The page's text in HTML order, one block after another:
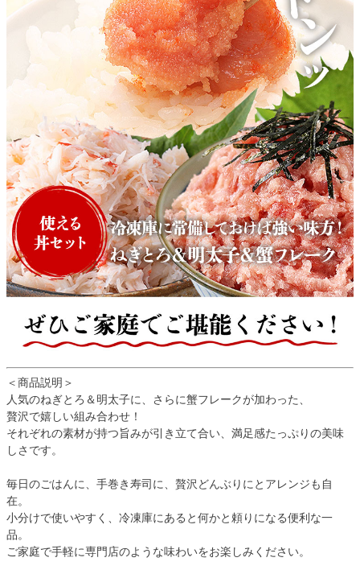
＜商品説明＞
人気のねぎとろ＆明太子に、さらに蟹フレークが加わった、
贅沢で嬉しい組み合わせ！
それぞれの素材が持つ旨みが引き立て合い、満足感たっぷりの美味
しさです。
毎日のごはんに、手巻き寿司に、贅沢どんぶりにとアレンジも自
在。
小分けで使いやすく、冷凍庫にあると何かと頼りになる便利な一
品。
ご家庭で手軽に専門店のような味わいをお楽しみください。